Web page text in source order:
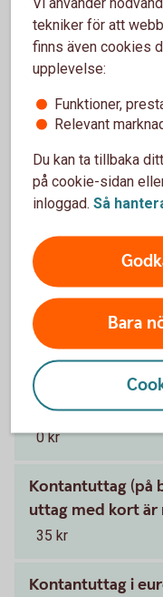
Beställa nytt
Om ditt kort är
ersätta det.
Trasigt kort?
Pris för
Årsavgift
0 kr
Kontantuttag (på
uttag med kort är
35 kr
Kontantuttag i
tekniker för att
finns även cookies
upplevelse:
Funktioner,
Relevant
Du kan ta tillbaka
på cookie-sidan
inloggad. Så
Bara